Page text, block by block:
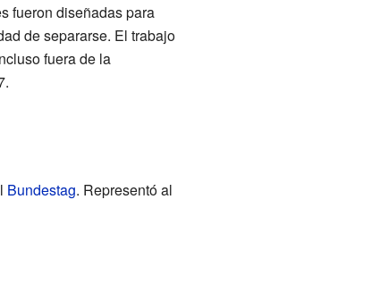
fueron diseñadas para
de separarse. El trabajo
fuera de la
Bundestag. Representó al